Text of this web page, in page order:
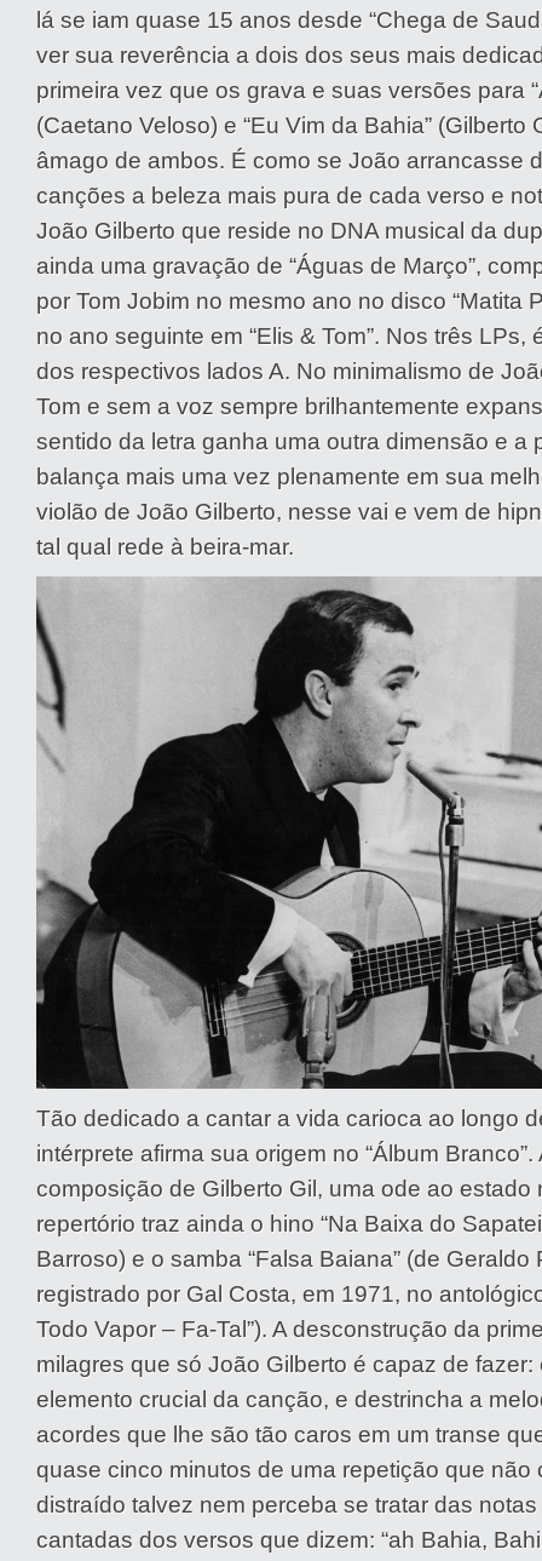
lá se iam quase 15 anos desde “Chega de
ver sua reverência a dois dos seus mais
primeira vez que os grava e suas versões para
(Caetano Veloso) e “Eu Vim da Bahia” (Gilberto
âmago de ambos. É como se João arrancasse
canções a beleza mais pura de cada verso e
João Gilberto que reside no DNA musical da
ainda uma gravação de “Águas de Março”,
por Tom Jobim no mesmo ano no disco “Matita
no ano seguinte em “Elis & Tom”. Nos três LPs,
dos respectivos lados A. No minimalismo de
Tom e sem a voz sempre brilhantemente
sentido da letra ganha uma outra dimensão e a
balança mais uma vez plenamente em sua
violão de João Gilberto, nesse vai e vem de
tal qual rede à beira-mar.
Tão dedicado a cantar a vida carioca ao longo
intérprete afirma sua origem no “Álbum Branco”.
composição de Gilberto Gil, uma ode ao estado
repertório traz ainda o hino “Na Baixa do
Barroso) e o samba “Falsa Baiana” (de Geraldo
registrado por Gal Costa, em 1971, no
Todo Vapor – Fa-Tal”). A desconstrução da
milagres que só João Gilberto é capaz de
elemento crucial da canção, e destrincha a
acordes que lhe são tão caros em um transe
quase cinco minutos de uma repetição que não
distraído talvez nem perceba se tratar das
cantadas dos versos que dizem: “ah Bahia,